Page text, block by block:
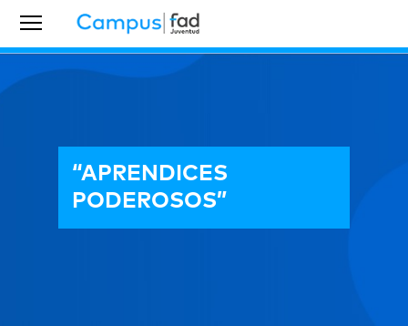
“APRENDICES
PODEROSOS”